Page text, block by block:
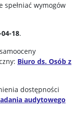
spełniać wymogów
18.
Biuro ds. Osób z
dostępności
audytowego